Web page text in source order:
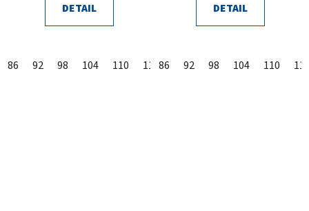
DETAIL
86 92 98 104 110 116 122 128 134 140
DETAIL
86 92 98 104 110